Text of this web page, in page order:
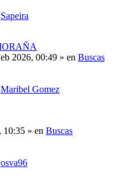
Sapeira
2026, 00:49 » en Buscas
Maribel Gomez
10:35 » en Buscas
osva96